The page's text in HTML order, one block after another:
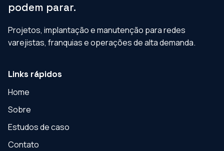
podem parar.
Projetos, implantação e manutenção para redes
varejistas, franquias e operações de alta demanda.
Links rápidos
Home
Sobre
Estudos de caso
Contato